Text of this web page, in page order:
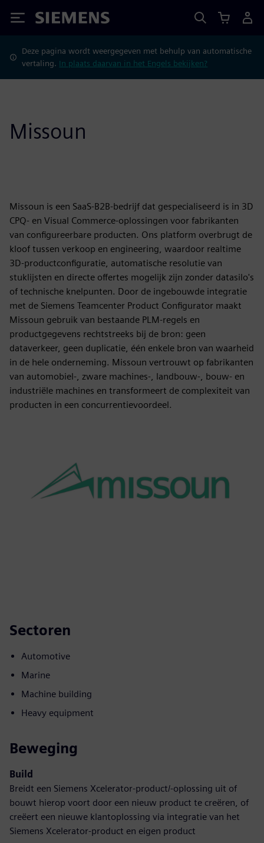
Siemens
Deze pagina wordt weergegeven met behulp van automatische
vertaling. In plaats daarvan in het Engels bekijken?
Missoun
Missoun is een SaaS-B2B-bedrijf dat gespecialiseerd is in 3D
CPQ- en Visual Commerce-oplossingen voor fabrikanten
van configureerbare producten. Ons platform overbrugt de
kloof tussen verkoop en engineering, waardoor realtime
3D-productconfiguratie, automatische resolutie van
stuklijsten en directe offertes mogelijk zijn zonder datasilo's
of technische knelpunten. Door de ingebouwde integratie
met de Siemens Teamcenter Product Configurator maakt
Missoun gebruik van bestaande PLM-regels en
productgegevens rechtstreeks bij de bron: geen
dataverkeer, geen duplicatie, één enkele bron van waarheid
in de hele onderneming. Missoun vertrouwt op fabrikanten
van automobiel-, zware machines-, landbouw-, bouw- en
industriële machines en transformeert de complexiteit van
producten in een concurrentievoordeel.
Sectoren
Automotive
Marine
Machine building
Heavy equipment
Beweging
Build
Breidt een Siemens Xcelerator-product/-oplossing uit of
bouwt hierop voort door een nieuw product te creëren, of
creëert een nieuwe klantoplossing via integratie van het
Siemens Xcelerator-product en eigen product